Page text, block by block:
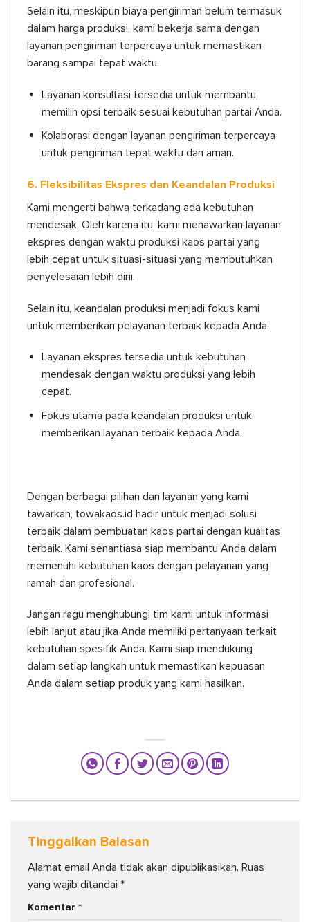
Selain itu, meskipun biaya pengiriman belum termasuk
dalam harga produksi, kami bekerja sama dengan
layanan pengiriman terpercaya untuk memastikan
barang sampai tepat waktu.
Layanan konsultasi tersedia untuk membantu
memilih opsi terbaik sesuai kebutuhan partai Anda.
Kolaborasi dengan layanan pengiriman terpercaya
untuk pengiriman tepat waktu dan aman.
6. Fleksibilitas Ekspres dan Keandalan Produksi
Kami mengerti bahwa terkadang ada kebutuhan
mendesak. Oleh karena itu, kami menawarkan layanan
ekspres dengan waktu produksi kaos partai yang
lebih cepat untuk situasi-situasi yang membutuhkan
penyelesaian lebih dini.
Selain itu, keandalan produksi menjadi fokus kami
untuk memberikan pelayanan terbaik kepada Anda.
Layanan ekspres tersedia untuk kebutuhan
mendesak dengan waktu produksi yang lebih
cepat.
Fokus utama pada keandalan produksi untuk
memberikan layanan terbaik kepada Anda.
Dengan berbagai pilihan dan layanan yang kami
tawarkan, towakaos.id hadir untuk menjadi solusi
terbaik dalam pembuatan kaos partai dengan kualitas
terbaik. Kami senantiasa siap membantu Anda dalam
memenuhi kebutuhan kaos dengan pelayanan yang
ramah dan profesional.
Jangan ragu menghubungi tim kami untuk informasi
lebih lanjut atau jika Anda memiliki pertanyaan terkait
kebutuhan spesifik Anda. Kami siap mendukung
dalam setiap langkah untuk memastikan kepuasan
Anda dalam setiap produk yang kami hasilkan.
Tinggalkan Balasan
Alamat email Anda tidak akan dipublikasikan. Ruas
yang wajib ditandai *
Komentar *